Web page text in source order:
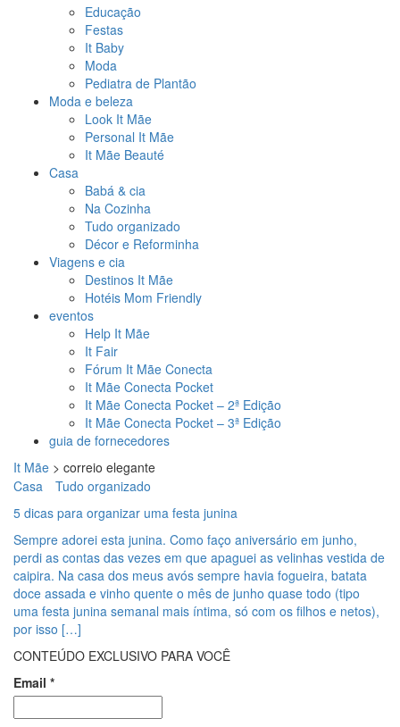
Educação
Festas
It Baby
Moda
Pediatra de Plantão
Moda e beleza
Look It Mãe
Personal It Mãe
It Mãe Beauté
Casa
Babá & cia
Na Cozinha
Tudo organizado
Décor e Reforminha
Viagens e cia
Destinos It Mãe
Hotéis Mom Friendly
eventos
Help It Mãe
It Fair
Fórum It Mãe Conecta
It Mãe Conecta Pocket
It Mãe Conecta Pocket – 2ª Edição
It Mãe Conecta Pocket – 3ª Edição
guia de fornecedores
It Mãe > correio elegante
Casa
Tudo organizado
5 dicas para organizar uma festa junina
Sempre adorei esta junina. Como faço aniversário em junho,
perdi as contas das vezes em que apaguei as velinhas vestida de
caipira. Na casa dos meus avós sempre havia fogueira, batata
doce assada e vinho quente o mês de junho quase todo (tipo
uma festa junina semanal mais íntima, só com os filhos e netos),
por isso […]
CONTEÚDO EXCLUSIVO PARA VOCÊ
Email *